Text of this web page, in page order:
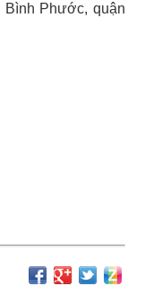
Phước, quận